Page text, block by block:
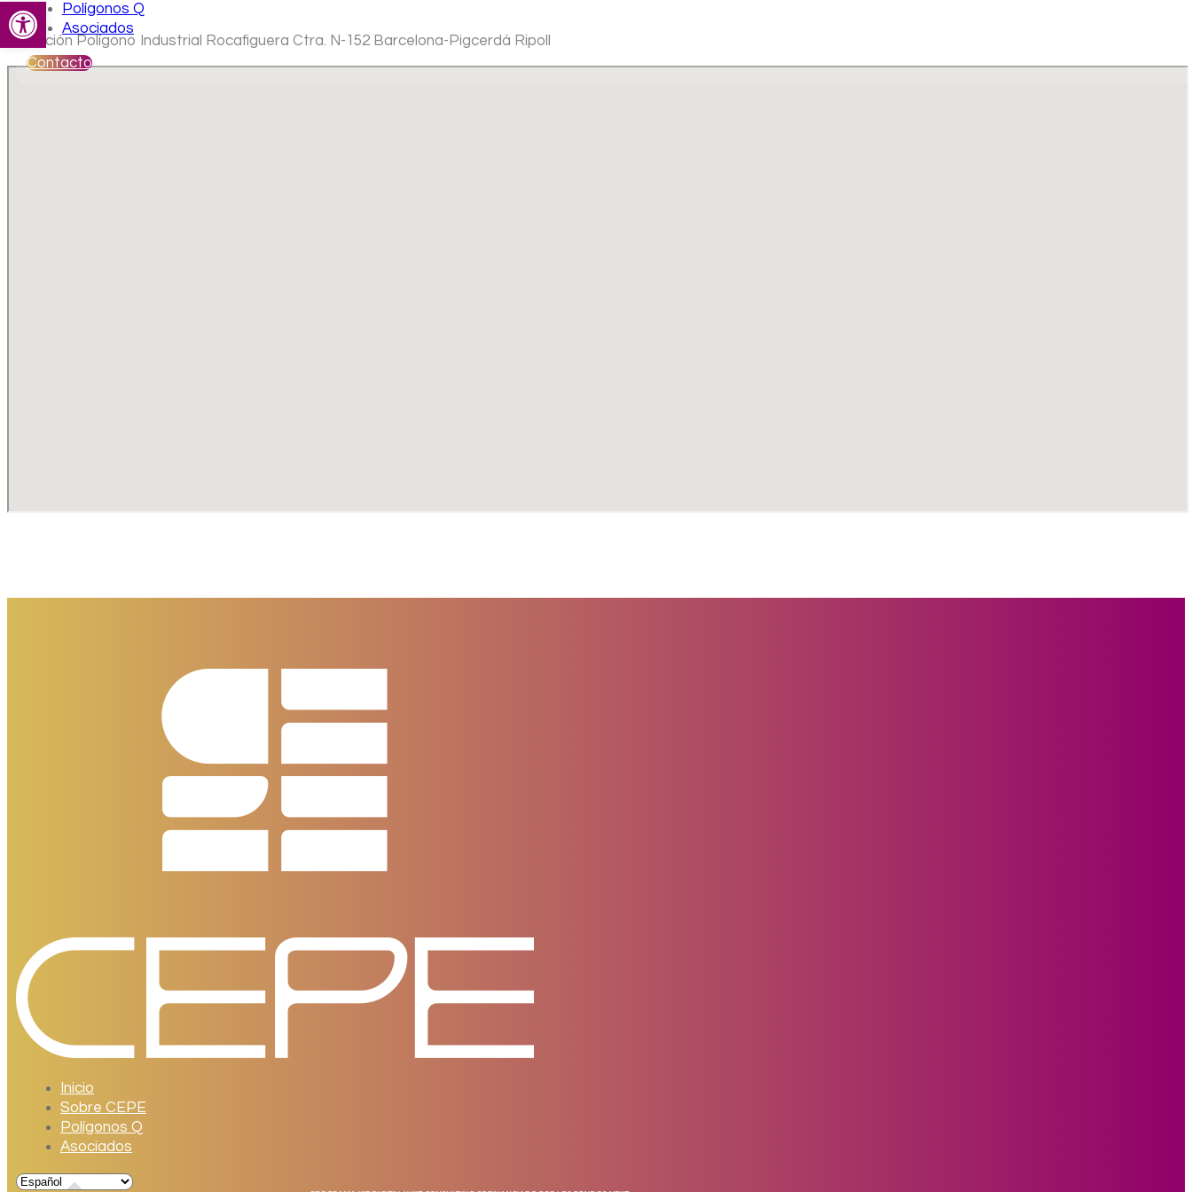
Abrir barra de herramientas
Polígonos Q
Asociados
Contacto
Ubicación Polígono Industrial Rocafiguera Ctra. N-152 Barcelona-Pigcerdá Ripoll
Inicio
Sobre CEPE
Polígonos Q
Asociados